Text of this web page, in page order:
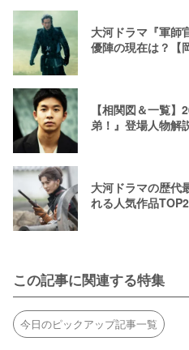
大河ドラマ『軍師
優陣の現在は？【
【相関図＆一覧
弟！』登場人物解
大河ドラマの歴代
れる人気作品
この記事に関連する特集
今日のピックアップ記事一覧